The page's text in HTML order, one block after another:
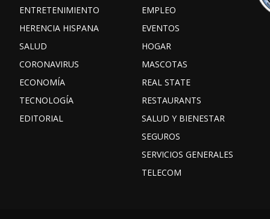
ENTRETENIMIENTO
HERENCIA HISPANA
SALUD
CORONAVIRUS
ECONOMÍA
TECNOLOGÍA
EDITORIAL
EMPLEO
EVENTOS
HOGAR
MASCOTAS
REAL STATE
RESTAURANTS
SALUD Y BIENESTAR
SEGUROS
SERVICIOS GENERALES
TELECOM